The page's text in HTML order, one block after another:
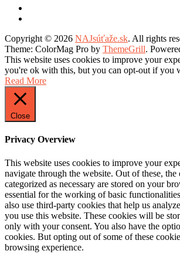
Copyright © 2026 NAJsúťaže.sk. All rights
Theme: ColorMag Pro by ThemeGrill.
This website uses cookies to improve your
you're ok with this, but you can opt-out if you
Read More
Close
Privacy Overview
This website uses cookies to improve your
navigate through the website. Out of these, the
categorized as necessary are stored on your
essential for the working of basic
also use third-party cookies that help us
you use this website. These cookies will be
only with your consent. You also have the
cookies. But opting out of some of these
browsing experience.